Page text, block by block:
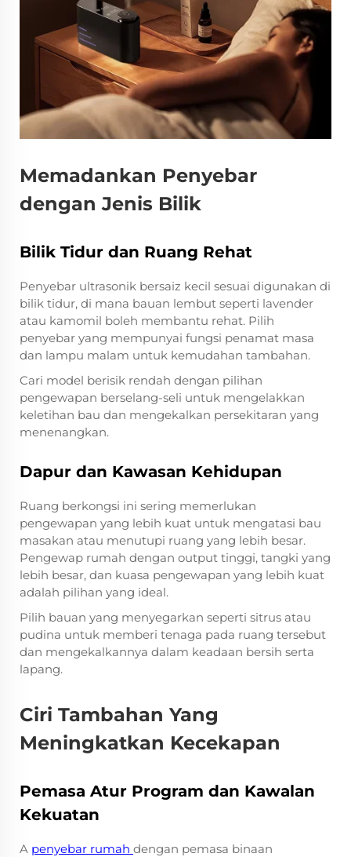
Memadankan Penyebar
dengan Jenis Bilik
Bilik Tidur dan Ruang Rehat
Penyebar ultrasonik bersaiz kecil sesuai digunakan di
bilik tidur, di mana bauan lembut seperti lavender
atau kamomil boleh membantu rehat. Pilih
penyebar yang mempunyai fungsi penamat masa
dan lampu malam untuk kemudahan tambahan.
Cari model berisik rendah dengan pilihan
pengewapan berselang-seli untuk mengelakkan
keletihan bau dan mengekalkan persekitaran yang
menenangkan.
Dapur dan Kawasan Kehidupan
Ruang berkongsi ini sering memerlukan
pengewapan yang lebih kuat untuk mengatasi bau
masakan atau menutupi ruang yang lebih besar.
Pengewap rumah dengan output tinggi, tangki yang
lebih besar, dan kuasa pengewapan yang lebih kuat
adalah pilihan yang ideal.
Pilih bauan yang menyegarkan seperti sitrus atau
pudina untuk memberi tenaga pada ruang tersebut
dan mengekalkannya dalam keadaan bersih serta
lapang.
Ciri Tambahan Yang
Meningkatkan Kecekapan
Pemasa Atur Program dan Kawalan
Kekuatan
A penyebar rumah dengan pemasa binaan